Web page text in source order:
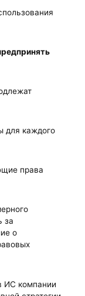
для каждого
права
за
о
ИС компании